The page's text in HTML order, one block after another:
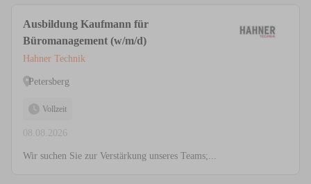
Ausbildung Kaufmann für
Büromanagement (w/m/d)
Hahner Technik
Petersberg
Vollzeit
08.08.2026
Wir suchen Sie zur Verstärkung unseres Teams;...